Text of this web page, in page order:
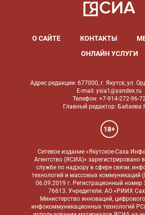
О САЙТЕ КОНТАКТЫ
ОНЛАЙН УСЛУГИ
Адрес редакции: 677000, г. Якутск, ул.
E-mail: ysia1@yandex.ru
Телефон: +7-914-272-96-
Главный редактор: Бабаева
18+
Сетевое издание «Якутское-Саха
Агентство (ЯСИА)» зарегистрировано
службе по надзору в сфере связи,
технологий и массовых коммуникаций
06.09.2019 г. Регистрационный
76613. Учредители: АО «РИИХ
Министерство инноваций,
инфокоммуникационных технологий